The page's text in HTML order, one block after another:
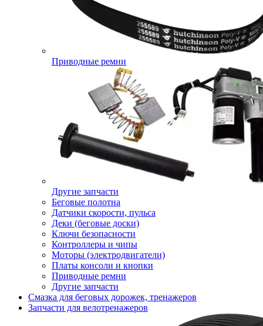
Приводные ремни
Другие запчасти
Беговые полотна
Датчики скорости, пульса
Деки (беговые доски)
Ключи безопасности
Контроллеры и чипы
Моторы (электродвигатели)
Платы консоли и кнопки
Приводные ремни
Другие запчасти
Смазка для беговых дорожек, тренажеров
Запчасти для велотренажеров